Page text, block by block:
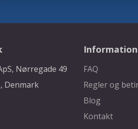
Nørregade 49
Denmark
Information
FAQ
Regler og
Blog
Kontakt